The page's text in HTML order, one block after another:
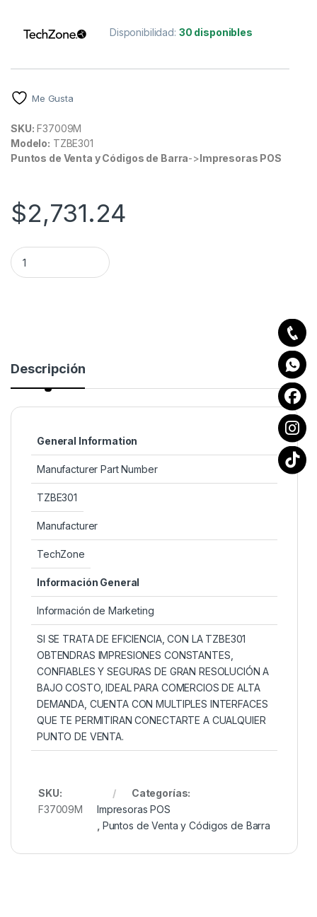
Disponibilidad: 30 disponibles
Me Gusta
SKU: F37009M
Modelo: TZBE301
Puntos de Venta y Códigos de Barra->Impresoras POS
$2,731.24
IMPRESORA TERMICA TZBE301 DE 80MM, VEL: 300MM/S,
Descripción
General Information
Manufacturer Part Number
TZBE301
Manufacturer
TechZone
Información General
Información de Marketing
SI SE TRATA DE EFICIENCIA, CON LA TZBE301
OBTENDRAS IMPRESIONES CONSTANTES,
CONFIABLES Y SEGURAS DE GRAN RESOLUCIÓN A
BAJO COSTO, IDEAL PARA COMERCIOS DE ALTA
DEMANDA, CUENTA CON MULTIPLES INTERFACES
QUE TE PERMITIRAN CONECTARTE A CUALQUIER
PUNTO DE VENTA.
SKU:
F37009M
Categorías:
Impresoras POS
Puntos de Venta y Códigos de Barra